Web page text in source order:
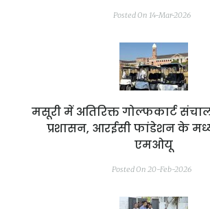
Posted On 14-Mar-2026
मसूरी में अतिरिक्त गोल्फकार्ट
प्रशासन, आरईसी फांडेशन के
एमओयू
Posted On 20-Feb-2026